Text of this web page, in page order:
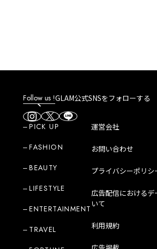
Follow us !GLAM公式SNSをフォローする
PICK UP
FASHION
BEAUTY
LIFESTYLE
ENTERTAINMENT
TRAVEL
運営会社
お問い合わせ
プライバシーポリシ
広告配信におけるデ
いて
利用規約